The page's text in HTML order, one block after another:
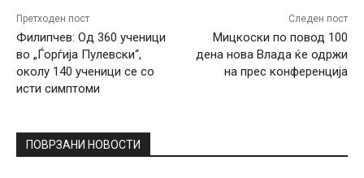
Претходен пост
Филипчев: Од 360 ученици
во „Ѓорѓија Пулевски“,
околу 140 ученици се со
исти симптоми
Следен пост
Мицкоски по повод 100
дена нова Влада ќе одржи
на прес конференција
ПОВРЗАНИ НОВОСТИ